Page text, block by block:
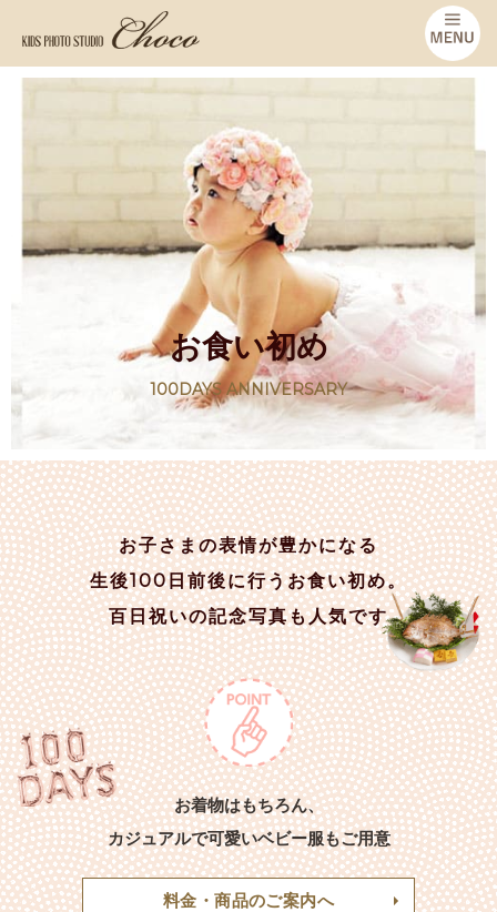
お食い初め
100DAYS ANNIVERSARY
お子さまの表情が豊かになる
生後100日前後に行うお食い初め。
百日祝いの記念写真も人気です
お着物はもちろん、
カジュアルで可愛いベビー服もご用意
料金・商品のご案内へ